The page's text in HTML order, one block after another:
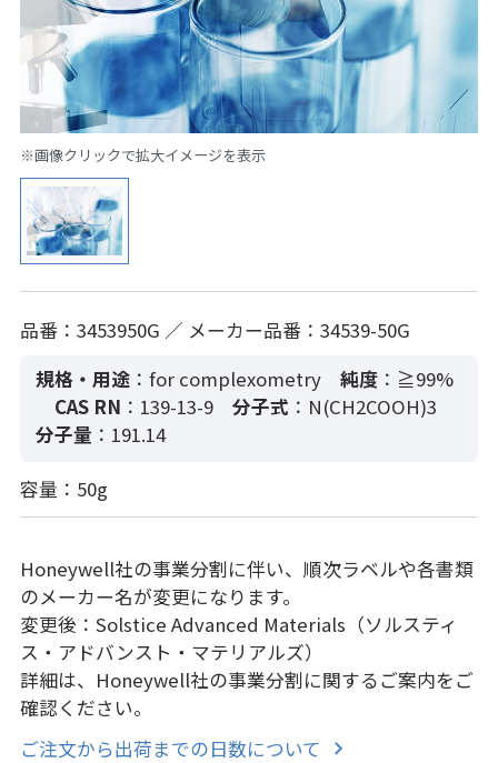
※画像クリックで拡大イメージを表示
品番：3453950G ／ メーカー品番：34539-50G
規格・用途 ：for complexometry 純度：≧99%
CAS RN ：139-13-9 分子式 ：N(CH2COOH)3
分子量 ：191.14
容量：50g
Honeywell社の事業分割に伴い、順次ラベルや各書類
のメーカー名が変更になります。
変更後：Solstice Advanced Materials（ソルスティ
ス・アドバンスト・マテリアルズ）
詳細は、Honeywell社の事業分割に関するご案内をご
確認ください。
ご注文から出荷までの日数について